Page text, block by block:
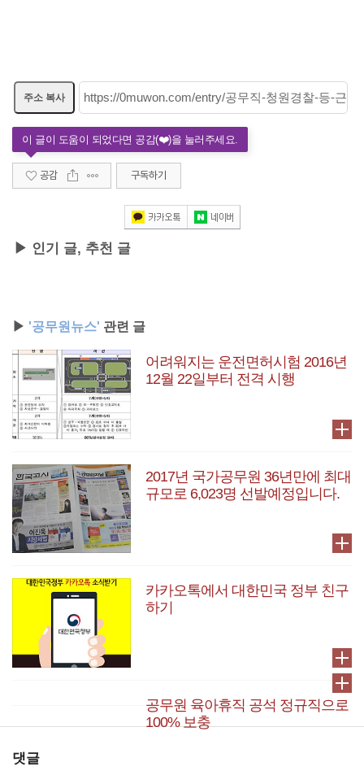
주소 복사
공감 구독하기
▶ 인기 글, 추천 글
▶ '공무원뉴스' 관련 글
어려워지는 운전면허시험 2016년
12월 22일부터 전격 시행
2017년 국가공무원 36년만에 최대
규모로 6,023명 선발예정입니다.
카카오톡에서 대한민국 정부 친구
하기
공무원 육아휴직 공석 정규직으로
100% 보충
댓글